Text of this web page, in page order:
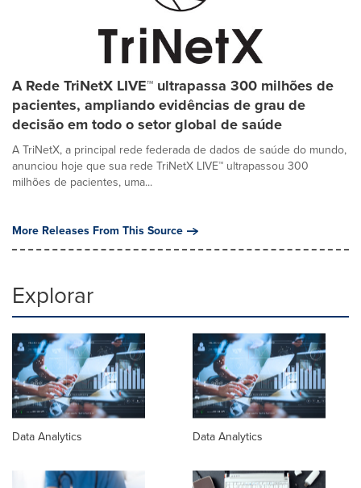
A Rede TriNetX LIVE™ ultrapassa 300 milhões de
pacientes, ampliando evidências de grau de
decisão em todo o setor global de saúde
A TriNetX, a principal rede federada de dados de saúde do mundo,
anunciou hoje que sua rede TriNetX LIVE™ ultrapassou 300
milhões de pacientes, uma...
More Releases From This Source
Explorar
Data Analytics Data Analytics